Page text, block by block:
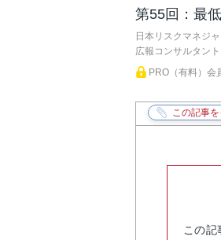
第55回：最
日本リスクマネジ
広報コンサルタント
PRO（有料）会
この記